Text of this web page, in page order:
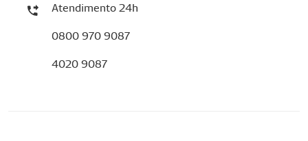
Atendimento 24h
0800 970 9087
4020 9087